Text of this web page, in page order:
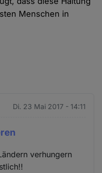
Menschen in
Di. 23 Mai 2017 - 14:11
verhungern